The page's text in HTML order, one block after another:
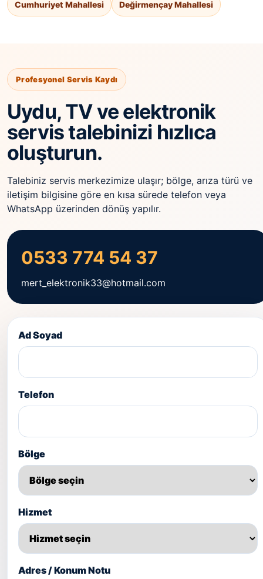
Cumhuriyet Mahallesi Değirmençay Mahallesi
Profesyonel Servis Kaydı
Uydu, TV ve elektronik
servis talebinizi hızlıca
oluşturun.
Talebiniz servis merkezimize ulaşır; bölge, arıza türü ve
iletişim bilgisine göre en kısa sürede telefon veya
WhatsApp üzerinden dönüş yapılır.
0533 774 54 37
mert_elektronik33@hotmail.com
Ad Soyad
Telefon
Bölge
Hizmet
Adres / Konum Notu